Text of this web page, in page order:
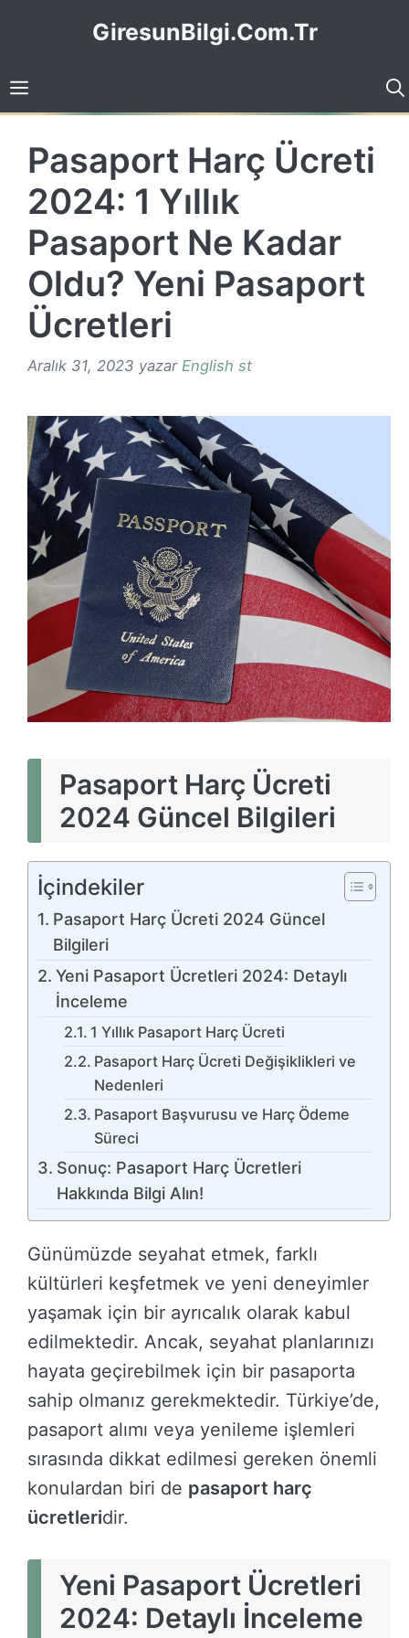
GiresunBilgi.Com.Tr
Pasaport Harç Ücreti
2024: 1 Yıllık
Pasaport Ne Kadar
Oldu? Yeni Pasaport
Ücretleri
Aralık 31, 2023 yazar English st
Pasaport Harç Ücreti
2024 Güncel Bilgileri
İçindekiler
Pasaport Harç Ücreti 2024 Güncel
Bilgileri
Yeni Pasaport Ücretleri 2024: Detaylı
İnceleme
1 Yıllık Pasaport Harç Ücreti
Pasaport Harç Ücreti Değişiklikleri ve
Nedenleri
Pasaport Başvurusu ve Harç Ödeme
Süreci
Sonuç: Pasaport Harç Ücretleri
Hakkında Bilgi Alın!
Günümüzde seyahat etmek, farklı
kültürleri keşfetmek ve yeni deneyimler
yaşamak için bir ayrıcalık olarak kabul
edilmektedir. Ancak, seyahat planlarınızı
hayata geçirebilmek için bir pasaporta
sahip olmanız gerekmektedir. Türkiye’de,
pasaport alımı veya yenileme işlemleri
sırasında dikkat edilmesi gereken önemli
konulardan biri de pasaport harç
ücretleridir.
Yeni Pasaport Ücretleri
2024: Detaylı İnceleme